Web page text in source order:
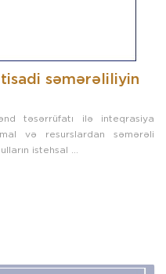
səmərəliliyin
təsərrüfatı ilə inteqrasiya
və resurslardan səmərəli
istehsal ...